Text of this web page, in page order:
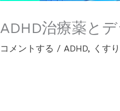
ADHD治療薬と
コメントする / ADHD, くすり